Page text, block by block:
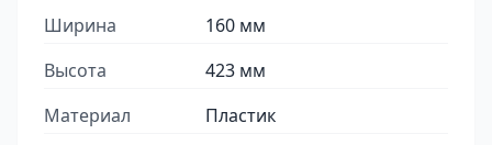
Ширина
160 мм
Высота
423 мм
Материал
Пластик